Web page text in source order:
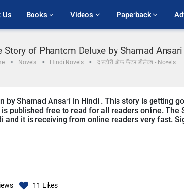
Us Books Videos Paperback
Story of Phantom Deluxe by Shamad Ansari
Novels Hindi Novels द स्टोरी ओफ फैंटम डीलेक्श - Novels
by Shamad Ansari in Hindi . This story is getting
published free to read for all readers online. The
and it is receiving from online readers very fast.
11 Likes